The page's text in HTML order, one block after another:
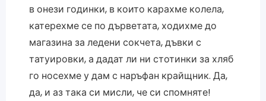
в онези годинки, в които карахме колела,
катерехме се по дърветата, ходихме до
магазина за ледени сокчета, дъвки с
татуировки, а дадат ли ни стотинки за хляб
го носехме у дам с наръфан крайщник. Да,
да, и аз така си мисли, че си спомняте!